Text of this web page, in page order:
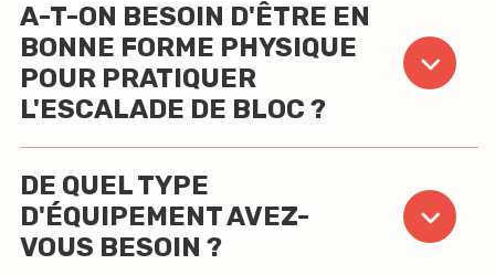
A-T-ON BESOIN D'ÊTRE EN
BONNE FORME PHYSIQUE
POUR PRATIQUER
L'ESCALADE DE BLOC ?
DE QUEL TYPE
D'ÉQUIPEMENT AVEZ-
VOUS BESOIN ?